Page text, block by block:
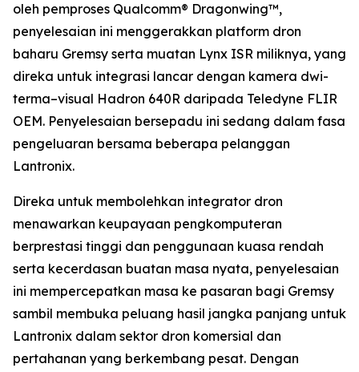
oleh pemproses Qualcomm® Dragonwing™,
penyelesaian ini menggerakkan platform dron
baharu Gremsy serta muatan Lynx ISR miliknya, yang
direka untuk integrasi lancar dengan kamera dwi-
terma–visual Hadron 640R daripada Teledyne FLIR
OEM. Penyelesaian bersepadu ini sedang dalam fasa
pengeluaran bersama beberapa pelanggan
Lantronix.
Direka untuk membolehkan integrator dron
menawarkan keupayaan pengkomputeran
berprestasi tinggi dan penggunaan kuasa rendah
serta kecerdasan buatan masa nyata, penyelesaian
ini mempercepatkan masa ke pasaran bagi Gremsy
sambil membuka peluang hasil jangka panjang untuk
Lantronix dalam sektor dron komersial dan
pertahanan yang berkembang pesat. Dengan